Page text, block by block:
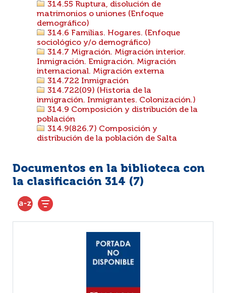
314.55 Ruptura, disolución de
matrimonios o uniones (Enfoque
demográfico)
314.6 Familias. Hogares. (Enfoque
sociológico y/o demográfico)
314.7 Migración. Migración interior.
Inmigración. Emigración. Migración
internacional. Migración externa
314.722 Inmigración
314.722(09) (Historia de la
inmigración. Inmigrantes. Colonización.)
314.9 Composición y distribución de la
población
314.9(826.7) Composición y
distribución de la población de Salta
Documentos en la biblioteca con
la clasificación 314 (7)